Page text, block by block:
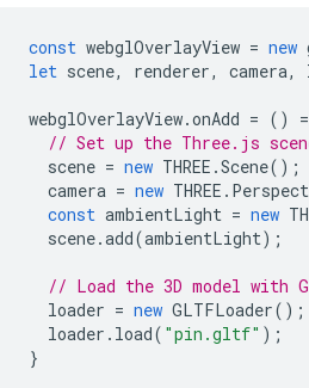
const webglOverlayView = new
let scene, renderer, camera,
webglOverlayView.onAdd = () =
// Set up the Three.js
scene = new THREE .Scene();
camera = new THREE .
const ambientLight = new
scene.add(ambientLight);
// Load the 3D model with
loader = new GLTFLoader();
loader . load( "pin.gltf" );
}